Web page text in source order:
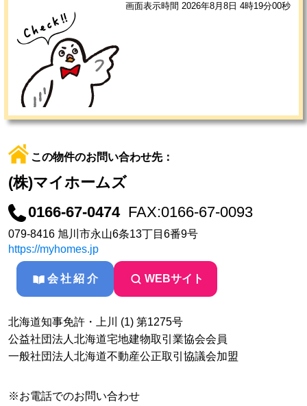
画面表示時間 2026年8月8日 4時19分00秒
この物件のお問い合わせ先：
(株)マイホームズ
0166-67-0474 FAX:0166-67-0093
079-8416 旭川市永山6条13丁目6番9号
https://myhomes.jp
会社紹介 WEBサイト
北海道知事免許・上川 (1) 第1275号
公益社団法人北海道宅地建物取引業協会会員
一般社団法人北海道不動産公正取引協議会加盟
※お電話でのお問い合わせ